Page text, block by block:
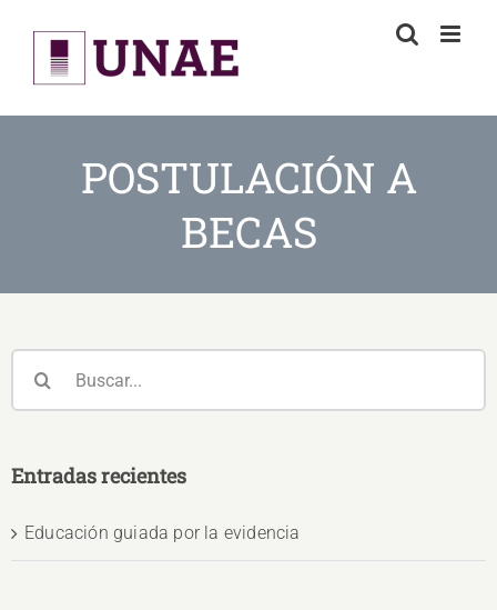
content
​POSTULACIÓN A
BECAS
Entradas recientes
Educación guiada por la evidencia